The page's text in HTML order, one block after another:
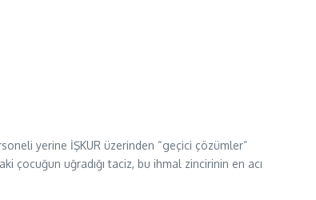
yerine İŞKUR üzerinden “geçici çözümler”
çocuğun uğradığı taciz, bu ihmal zincirinin en acı